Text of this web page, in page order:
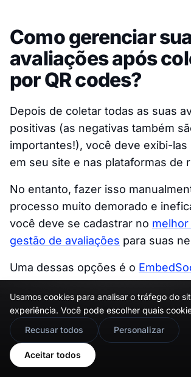
Como gerenciar
avaliações após
por QR codes?
Depois de coletar todas as suas
positivas (as negativas também
importantes!), você deve exibi-las
em seu site e nas plataformas de
No entanto, fazer isso
processo muito demorado e
você deve se cadastrar no
gestão de avaliações para suas
Uma dessas opções é o
recursos que facilitam todo o
gestão de avaliações do Google,
exibição por meio de widgets!
O Software de Gestão de
EmbedSocial oferece:
Usamos cookies para analisar o tráfego do
experiência. Você pode escolher quais
Recusar todos
Personalizar
Aceitar todos
🇬🇧 Would you prefer this site in English?
View in English